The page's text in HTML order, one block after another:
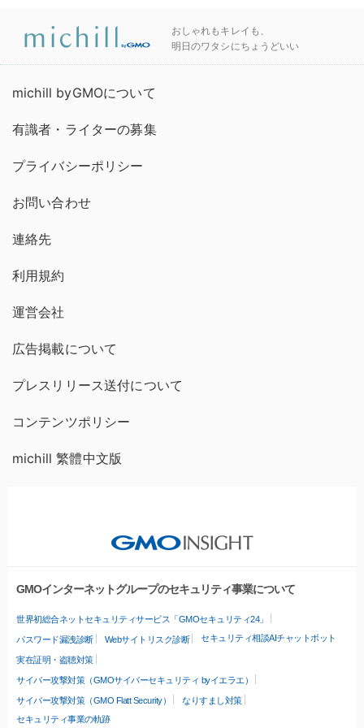
おしゃれもキレイも、
明日のワタシにちょうどいい
michill byGMOについて
有識者・ライターの募集
プライバシーポリシー
お問い合わせ
連絡先
利用規約
運営会社
広告掲載について
プレスリリース送付について
コンテンツポリシー
michill 繁體中文版
GMOインターネットグループのセキュリティ事業について
世界初総合ネットセキュリティサービス「GMOセキュリティ24」
パスワード漏洩診断 Webサイトリスク診断 セキュリティ相談AIチャットボット
実在証明・盗聴対策
サイバー攻撃対策（GMOサイバーセキュリティ byイエラエ）
サイバー攻撃対策（GMO Flatt Security）
なりすまし対策
セキュリティ事業の軌跡